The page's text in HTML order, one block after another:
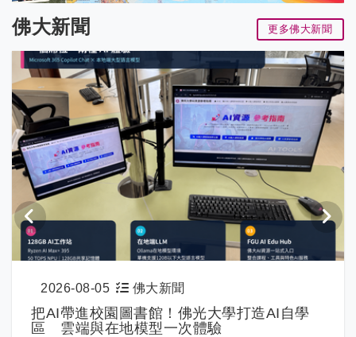
佛大新聞 更多佛大新聞
2026-08-05 佛大新聞
把AI帶進校園圖書館！佛光大學打造AI自學
區 雲端與在地模型一次體驗